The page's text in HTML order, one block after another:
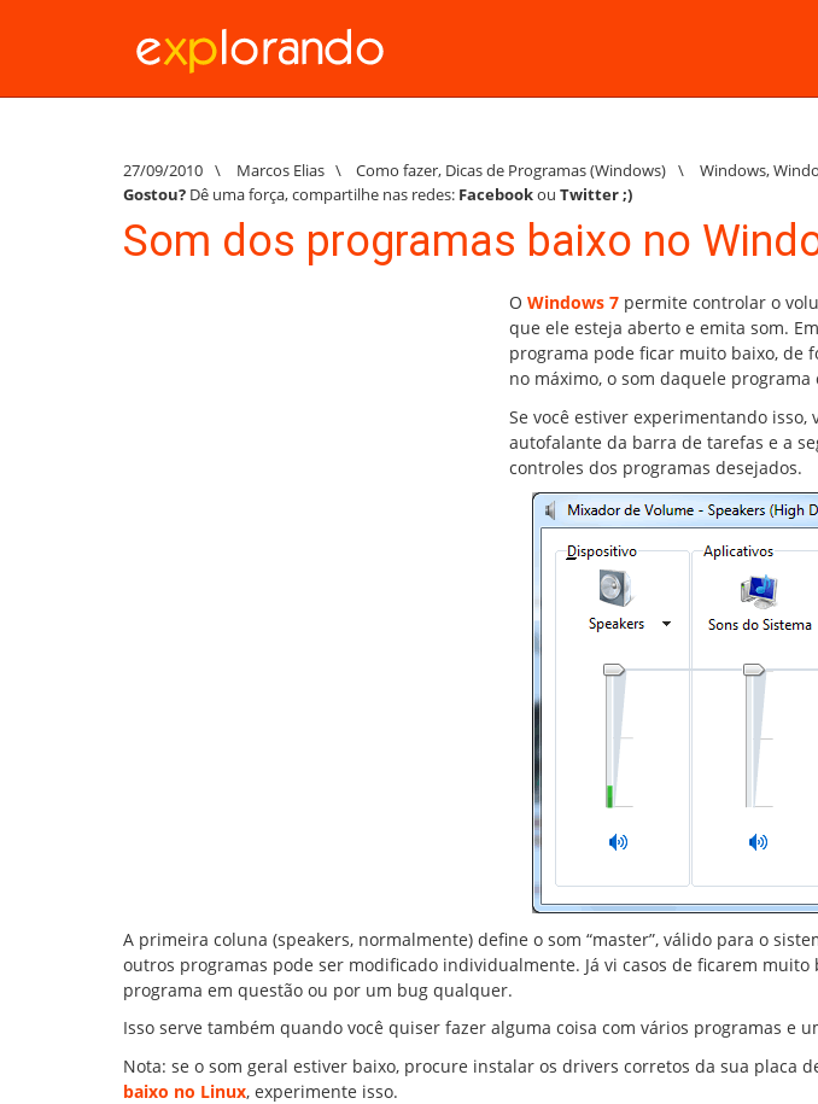
27/09/2010 \ Marcos Elias \ Como fazer, Dicas de Programas (Windows) \ Windows,
Gostou? Dê uma força, compartilhe nas redes: Facebookou Twitter;)
Som dos programas baixo no
O Windows 7 permite controlar o
que ele esteja aberto e emita som.
programa pode ficar muito baixo, de
no máximo, o som daquele
Se você estiver experimentando
autofalante da barra de tarefas e a
controles dos programas desejados.
A primeira coluna (speakers, normalmente) define o som “master”, válido para o
outros programas pode ser modificado individualmente. Já vi casos de ficarem muito
programa em questão ou por um bug qualquer.
Isso serve também quando você quiser fazer alguma coisa com vários programas e
Nota: se o som geral estiver baixo, procure instalar os drivers corretos da sua placa
baixo no Linux, experimente isso.